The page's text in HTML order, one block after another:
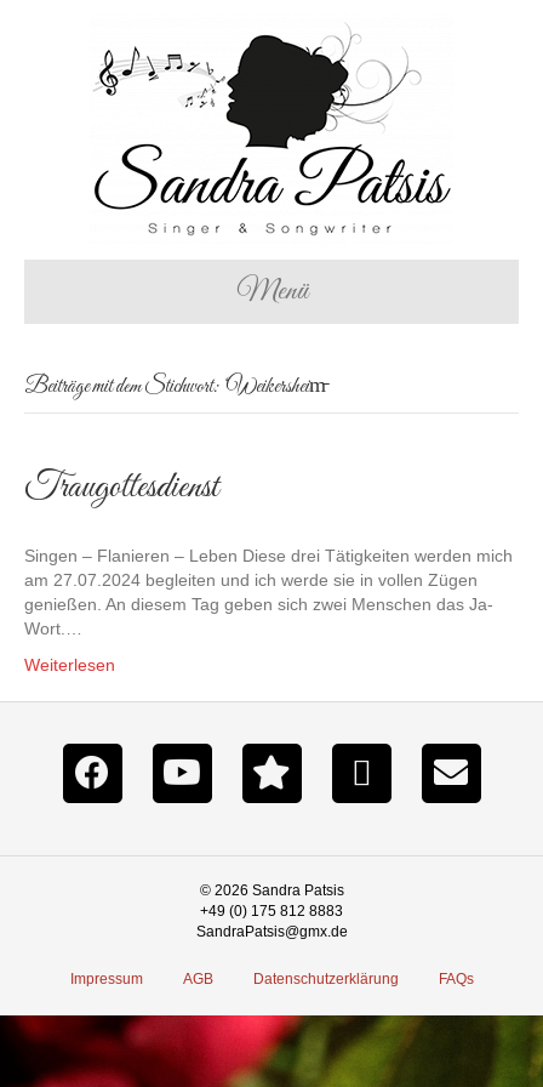
Menü
Beiträge mit dem Stichwort: ‘Weikersheim̵
Traugottesdienst
Singen – Flanieren – Leben Diese drei Tätigkeiten werden mich
am 27.07.2024 begleiten und ich werde sie in vollen Zügen
genießen. An diesem Tag geben sich zwei Menschen das Ja-
Wort.…
Weiterlesen
© 2026 Sandra Patsis
+49 (0) 175 812 8883
SandraPatsis@gmx.de
Impressum AGB Datenschutzerklärung FAQs